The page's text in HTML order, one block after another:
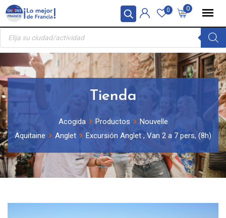
Panel de gestión de cookies
Skip
content
0
0
Búsqueda
productos
Tienda
Acogida Productos
Nouvelle
Aquitaine
Anglet Excursión Anglet , Van 2 a 7 pers, (8h)